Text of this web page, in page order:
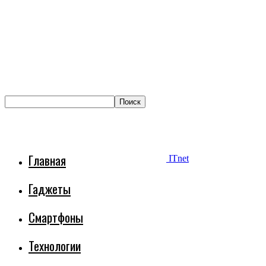
ITnet
Главная
Гаджеты
Смартфоны
Технологии